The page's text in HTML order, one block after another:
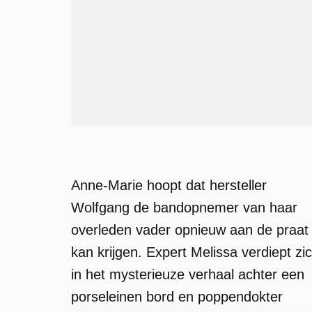
Anne-Marie hoopt dat hersteller
Wolfgang de bandopnemer van haar
overleden vader opnieuw aan de praat
kan krijgen. Expert Melissa verdiept
in het mysterieuze verhaal achter een
porseleinen bord en poppendokter